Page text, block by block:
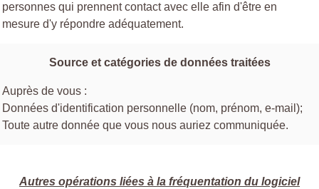
personnes qui prennent contact avec elle afin d'être en
mesure d'y répondre adéquatement.
Source et catégories de données traitées
Auprès de vous :
Données d'identification personnelle (nom, prénom, e-mail);
Toute autre donnée que vous nous auriez communiquée.
Autres opérations liées à la fréquentation du logiciel